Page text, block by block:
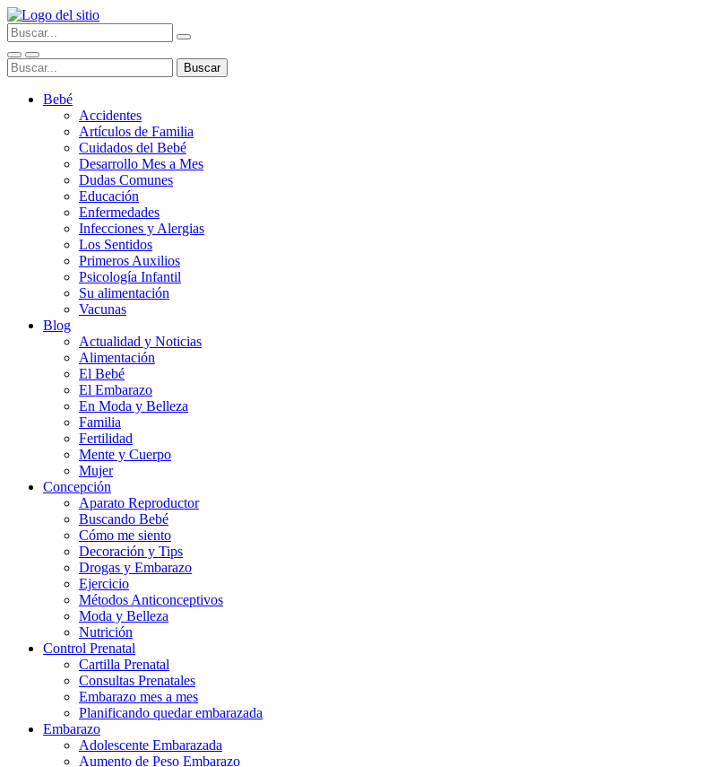
Bebé
Accidentes
Artículos de Familia
Cuidados del Bebé
Desarrollo Mes a Mes
Dudas Comunes
Educación
Enfermedades
Infecciones y Alergias
Los Sentidos
Primeros Auxilios
Psicología Infantil
Su alimentación
Vacunas
Blog
Actualidad y Noticias
Alimentación
El Bebé
El Embarazo
En Moda y Belleza
Familia
Fertilidad
Mente y Cuerpo
Mujer
Concepción
Aparato Reproductor
Buscando Bebé
Cómo me siento
Decoración y Tips
Drogas y Embarazo
Ejercicio
Métodos Anticonceptivos
Moda y Belleza
Nutrición
Control Prenatal
Cartilla Prenatal
Consultas Prenatales
Embarazo mes a mes
Planificando quedar embarazada
Embarazo
Adolescente Embarazada
Aumento de Peso Embarazo